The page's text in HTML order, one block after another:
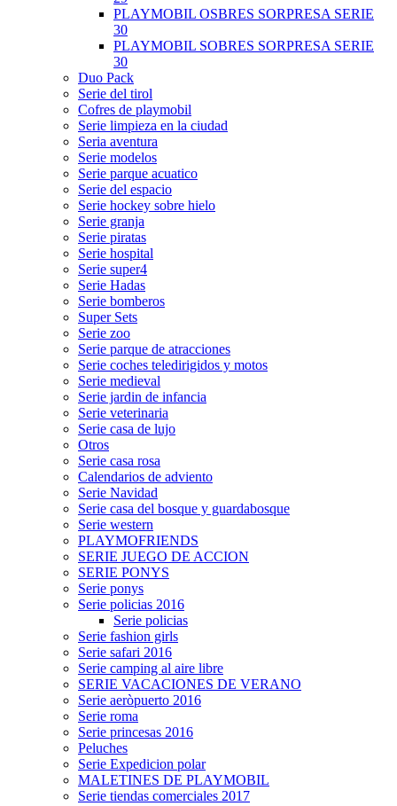
PLAYMOBIL OSBRES SORPRESA SERIE
30
PLAYMOBIL SOBRES SORPRESA SERIE
30
Duo Pack
Serie del tirol
Cofres de playmobil
Serie limpieza en la ciudad
Seria aventura
Serie modelos
Serie parque acuatico
Serie del espacio
Serie hockey sobre hielo
Serie granja
Serie piratas
Serie hospital
Serie super4
Serie Hadas
Serie bomberos
Super Sets
Serie zoo
Serie parque de atracciones
Serie coches teledirigidos y motos
Serie medieval
Serie jardin de infancia
Serie veterinaria
Serie casa de lujo
Otros
Serie casa rosa
Calendarios de adviento
Serie Navidad
Serie casa del bosque y guardabosque
Serie western
PLAYMOFRIENDS
SERIE JUEGO DE ACCION
SERIE PONYS
Serie ponys
Serie policias 2016
Serie policias
Serie fashion girls
Serie safari 2016
Serie camping al aire libre
SERIE VACACIONES DE VERANO
Serie aeròpuerto 2016
Serie roma
Serie princesas 2016
Peluches
Serie Expedicion polar
MALETINES DE PLAYMOBIL
Serie tiendas comerciales 2017